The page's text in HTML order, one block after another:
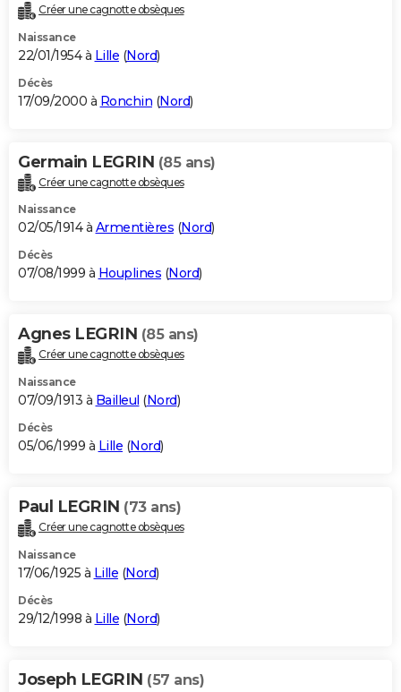
Créer une cagnotte obsèques
Naissance
22/01/1954 à Lille (Nord)
Décès
17/09/2000 à Ronchin (Nord)
Germain LEGRIN (85 ans)
Créer une cagnotte obsèques
Naissance
02/05/1914 à Armentières (Nord)
Décès
07/08/1999 à Houplines (Nord)
Agnes LEGRIN (85 ans)
Créer une cagnotte obsèques
Naissance
07/09/1913 à Bailleul (Nord)
Décès
05/06/1999 à Lille (Nord)
Paul LEGRIN (73 ans)
Créer une cagnotte obsèques
Naissance
17/06/1925 à Lille (Nord)
Décès
29/12/1998 à Lille (Nord)
Joseph LEGRIN (57 ans)